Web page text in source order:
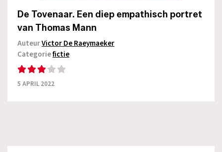
De Tovenaar. Een diep empathisch portret
van Thomas Mann
AuteurVictor De Raeymaeker
Categoriefictie
5 APRIL 2022